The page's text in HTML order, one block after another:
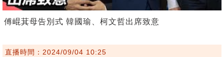
傅崐萁母告別式 韓國瑜、柯文哲出席致意
直播時間：2024/09/04 10:25